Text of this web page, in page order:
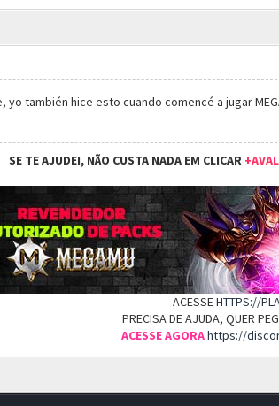
yo también hice esto cuando comencé a jugar
SE TE AJUDEI, NÃO CUSTA NADA EM CLICAR
ACESSEHTTPS://
PRECISA DE AJUDA, QUER
ACESSE AGORAhttps://